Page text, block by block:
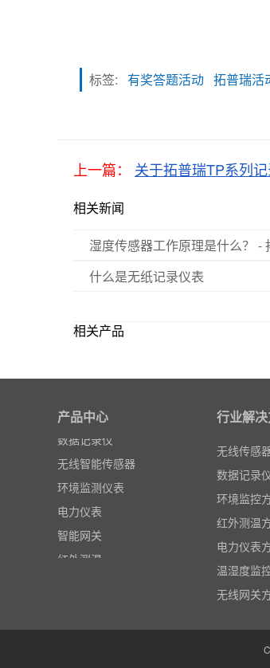
标签: 有奖答题活动 拓普瑞活
上一篇： 关于拓普瑞TP系列
相关新闻
湿度传感器工作原理是什么？ -
什么是无纸记录仪表
相关产品
产品中心
风速传感器
数据记录仪
无线智能传感器
环境监测仪表
电力仪表
智能网关
红外测温
电参数功率分析仪
行业解
无线传感
数据记录
环境监控
红外测温
电力仪表
温湿度监
无线网关